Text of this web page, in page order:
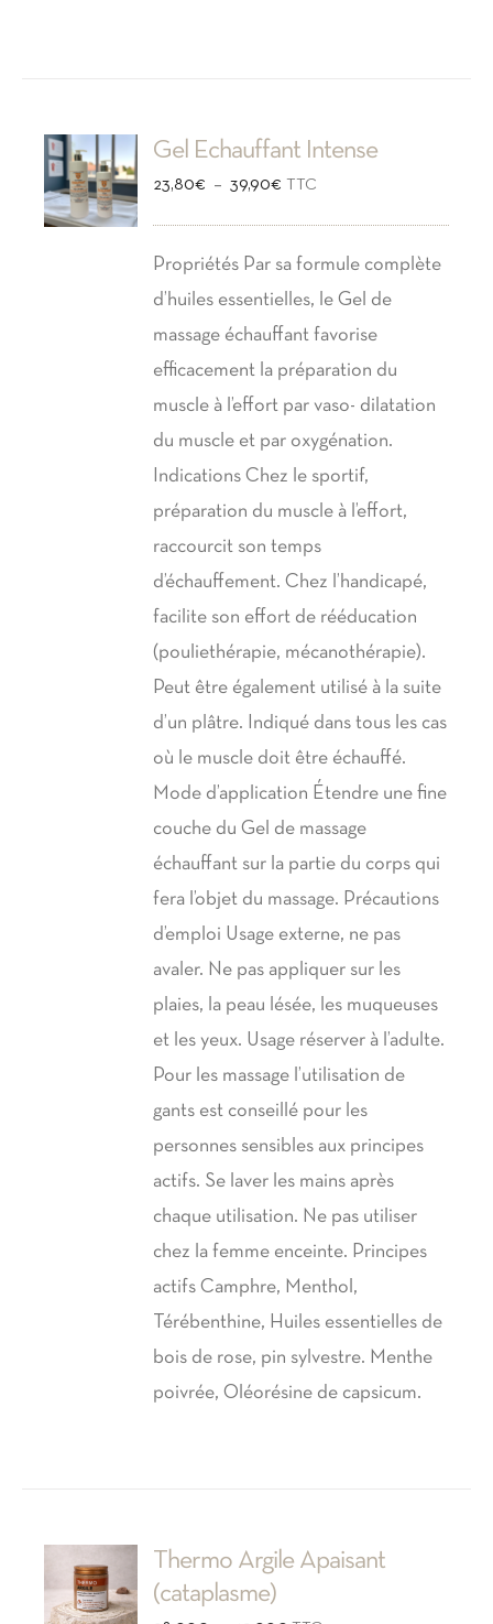
DES
OPTIONS
CE
PRODUIT
Gel Echauffant Intense
23,80€ – 39,90€ Plage
prix :
23,80€
à
39,90€
TTC
Propriétés Par sa formule complète
d’huiles essentielles, le Gel de
massage échauffant favorise
efficacement la préparation du
muscle à l’effort par vaso- dilatation
du muscle et par oxygénation.
Indications Chez le sportif,
préparation du muscle à l’effort,
raccourcit son temps
d’échauffement. Chez l’handicapé,
facilite son effort de rééducation
(pouliethérapie, mécanothérapie).
Peut être également utilisé à la suite
d’un plâtre. Indiqué dans tous les cas
où le muscle doit être échauffé.
Mode d’application Étendre une fine
couche du Gel de massage
échauffant sur la partie du corps qui
fera l’objet du massage. Précautions
d’emploi Usage externe, ne pas
avaler. Ne pas appliquer sur les
plaies, la peau lésée, les muqueuses
et les yeux. Usage réserver à l’adulte.
Pour les massage l’utilisation de
gants est conseillé pour les
personnes sensibles aux principes
actifs. Se laver les mains après
chaque utilisation. Ne pas utiliser
chez la femme enceinte. Principes
actifs Camphre, Menthol,
Térébenthine, Huiles essentielles de
bois de rose, pin sylvestre. Menthe
poivrée, Oléorésine de capsicum.
DES
OPTIONS
CE
Thermo Argile Apaisant
(cataplasme)